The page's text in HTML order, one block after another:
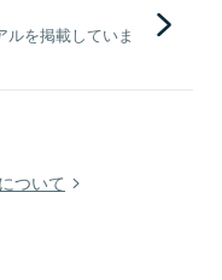
を掲載していま
ついて